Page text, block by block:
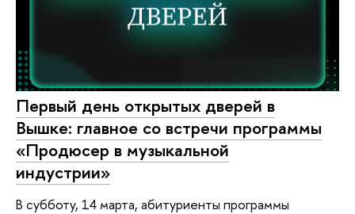
Первый день открытых дверей в
Вышке: главное со встречи программы
«Продюсер в музыкальной
индустрии»
В субботу, 14 марта, абитуриенты программы